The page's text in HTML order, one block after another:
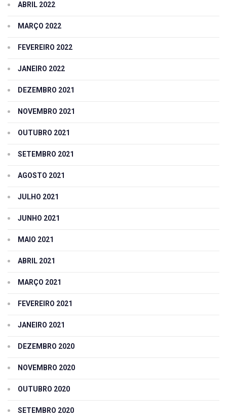
ABRIL 2022
MARÇO 2022
FEVEREIRO 2022
JANEIRO 2022
DEZEMBRO 2021
NOVEMBRO 2021
OUTUBRO 2021
SETEMBRO 2021
AGOSTO 2021
JULHO 2021
JUNHO 2021
MAIO 2021
ABRIL 2021
MARÇO 2021
FEVEREIRO 2021
JANEIRO 2021
DEZEMBRO 2020
NOVEMBRO 2020
OUTUBRO 2020
SETEMBRO 2020